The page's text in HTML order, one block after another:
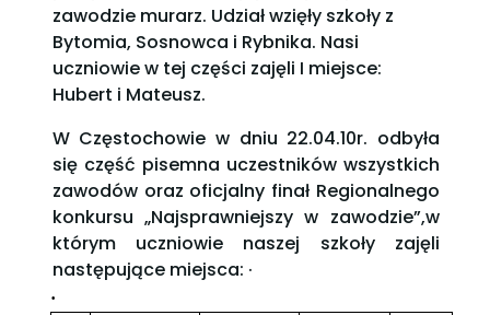
zawodzie murarz. Udział wzięły szkoły z
Bytomia, Sosnowca i Rybnika. Nasi
uczniowie w tej części zajęli I miejsce:
Hubert i Mateusz.
W Częstochowie w dniu 22.04.10r. odbyła
się część pisemna uczestników wszystkich
zawodów oraz oficjalny finał Regionalnego
konkursu „Najsprawniejszy w zawodzie”,w
którym uczniowie naszej szkoły zajęli
następujące miejsca: ·
·